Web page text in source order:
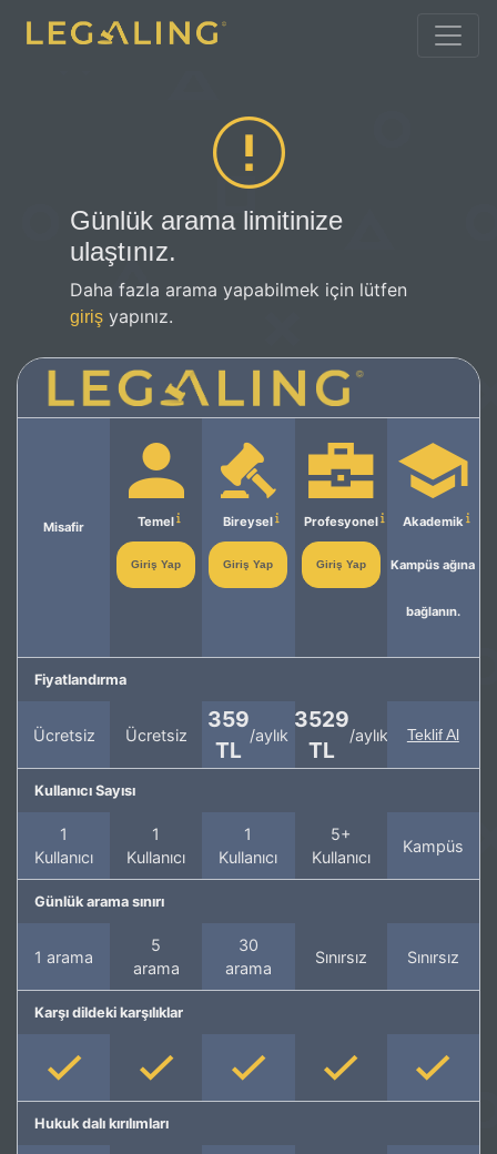
Günlük arama limitinize
ulaştınız.
Daha fazla arama yapabilmek için lütfen
giriş yapınız.
Misafir Temel
Giriş Yap
Bireysel
Giriş Yap
Profesyonel
Giriş Yap
Akademik
Kampüs ağına
bağlanın.
Fiyatlandırma
Ücretsiz Ücretsiz
359
TL
/aylık
3529
TL
/aylık Teklif Al
Kullanıcı Sayısı
1
Kullanıcı
1
Kullanıcı
1
Kullanıcı
5+
Kullanıcı
Kampüs
Günlük arama sınırı
1 arama
5
arama
30
arama
Sınırsız Sınırsız
Karşı dildeki karşılıklar
Hukuk dalı kırılımları